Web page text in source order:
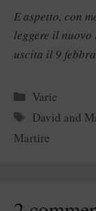
E aspetto, con
leggere il
uscita il 9
Categorie
Varie
Tag
David and
Martire